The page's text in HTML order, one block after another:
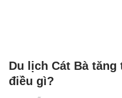
Du lịch Cát Bà
điều gì?